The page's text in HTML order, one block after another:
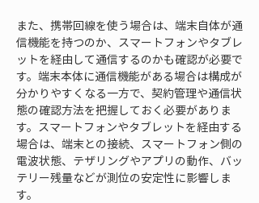
また、携帯回線を使う場合は、端末自体が通
信機能を持つのか、スマートフォンやタブレ
ットを経由して通信するのかも確認が必要で
す。端末本体に通信機能がある場合は構成が
分かりやすくなる一方で、契約管理や通信状
態の確認方法を把握しておく必要がありま
す。スマートフォンやタブレットを経由する
場合は、端末との接続、スマートフォン側の
電波状態、テザリングやアプリの動作、バッ
テリー残量などが測位の安定性に影響しま
す。